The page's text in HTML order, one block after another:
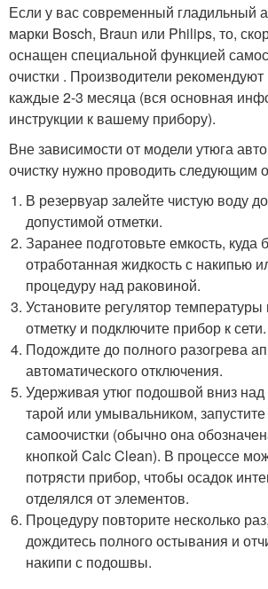
Если у вас современный гладильный
марки Bosch, Braun или Philips, то,
оснащен специальной функцией
очистки . Производители
каждые 2-3 месяца (вся основная
инструкции к вашему прибору).
Вне зависимости от модели утюга
очистку нужно проводить следующим
В резервуар залейте чистую воду
допустимой отметки.
Заранее подготовьте емкость, куда
отработанная жидкость с накипью
процедуру над раковиной.
Установите регулятор
отметку и подключите прибор к сети.
Подождите до полного разогрева
автоматического отключения.
Удерживая утюг подошвой вниз над
тарой или умывальником,
самоочистки (обычно она
кнопкой Calc Clean). В процессе
потрясти прибор, чтобы осадок
отделялся от элементов.
Процедуру повторите несколько
дождитесь полного остывания и
накипи с подошвы.